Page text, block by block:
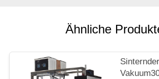
Ähnliche